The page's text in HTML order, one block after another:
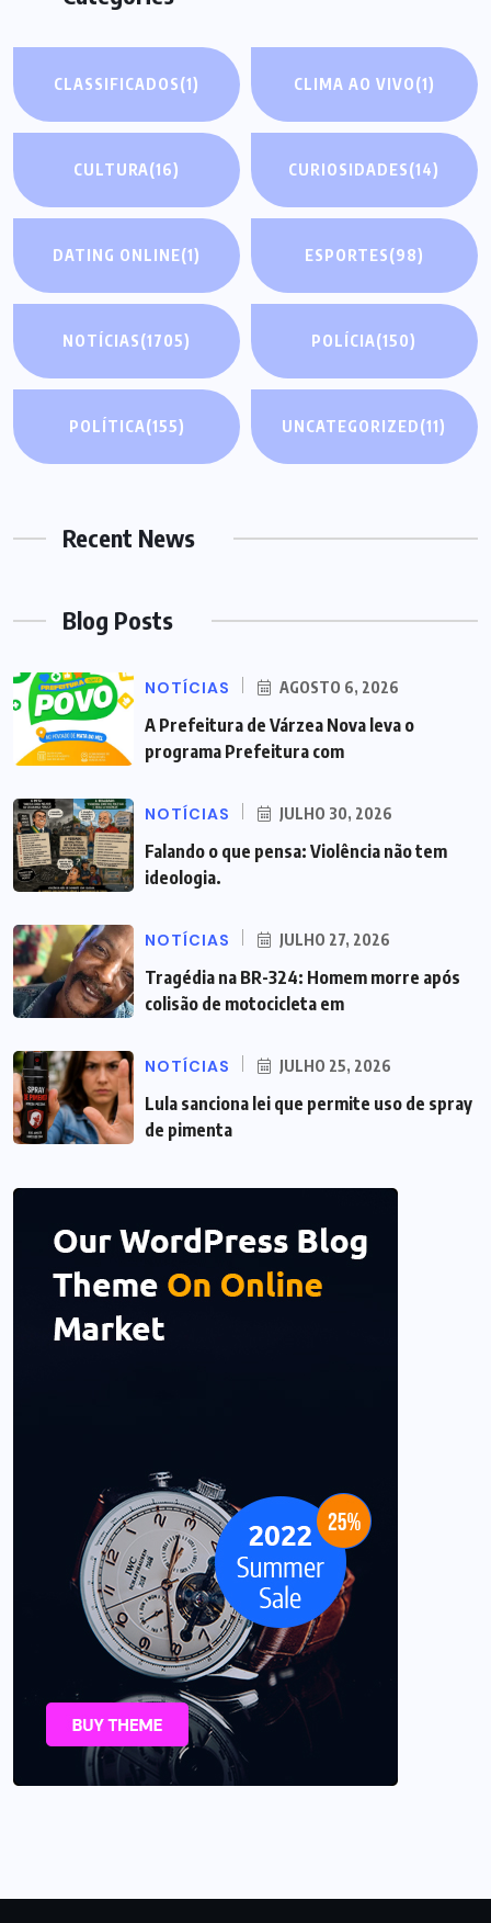
CLASSIFICADOS(1) CLIMA AO VIVO(1)
CULTURA(16) CURIOSIDADES(14)
DATING ONLINE(1) ESPORTES(98)
NOTÍCIAS(1705) POLÍCIA(150)
POLÍTICA(155) UNCATEGORIZED(11)
Recent News
Blog Posts
NOTÍCIAS AGOSTO 6, 2026
A Prefeitura de Várzea Nova leva o
programa Prefeitura com
NOTÍCIAS JULHO 30, 2026
Falando o que pensa: Violência não tem
ideologia.
NOTÍCIAS JULHO 27, 2026
Tragédia na BR-324: Homem morre após
colisão de motocicleta em
NOTÍCIAS JULHO 25, 2026
Lula sanciona lei que permite uso de spray
de pimenta